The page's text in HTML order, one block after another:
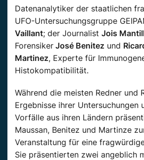
Datenanalytiker der staatlichen
UFO-Untersuchungsgruppe
Vaillant; der Journalist Jois
Forensiker José Benitez und
Martinez, Experte für
Histokompatibilität.
Während die meisten Redner und
Ergebnisse ihrer Untersuchungen
Vorfälle aus ihren Ländern
Maussan, Benitez und Martinze
Veranstaltung für eine
Sie präsentierten zwei angeblich